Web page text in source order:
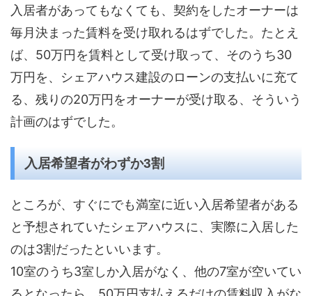
入居者があってもなくても、契約をしたオーナーは
毎月決まった賃料を受け取れるはずでした。たとえ
ば、50万円を賃料として受け取って、そのうち30
万円を、シェアハウス建設のローンの支払いに充て
る、残りの20万円をオーナーが受け取る、そういう
計画のはずでした。
入居希望者がわずか3割
ところが、すぐにでも満室に近い入居希望者がある
と予想されていたシェアハウスに、実際に入居した
のは3割だったといいます。
10室のうち3室しか入居がなく、他の7室が空いてい